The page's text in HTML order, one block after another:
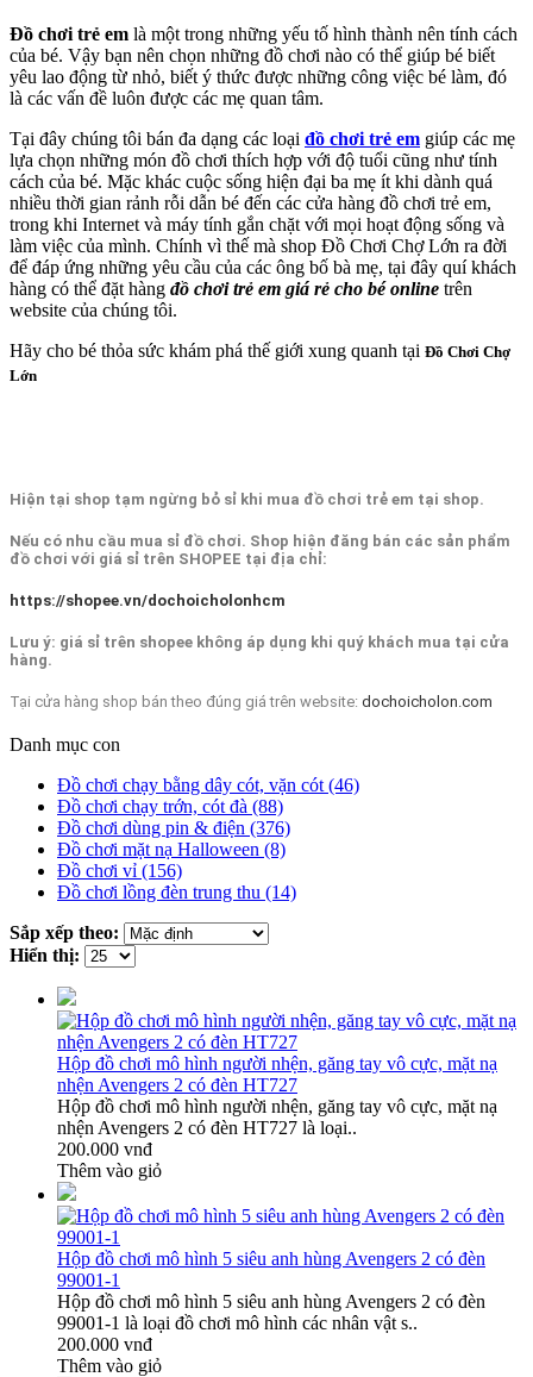
Đồ chơi trẻ em là một trong những yếu tố hình thành nên tính cách
của bé. Vậy bạn nên chọn những đồ chơi nào có thể giúp bé biết
yêu lao động từ nhỏ, biết ý thức được những công việc bé làm, đó
là các vấn đề luôn được các mẹ quan tâm.
Tại đây chúng tôi bán đa dạng các loại đồ chơi trẻ em giúp các mẹ
lựa chọn những món đồ chơi thích hợp với độ tuổi cũng như tính
cách của bé. Mặc khác cuộc sống hiện đại ba mẹ ít khi dành quá
nhiều thời gian rảnh rỗi dẫn bé đến các cửa hàng đồ chơi trẻ em,
trong khi Internet và máy tính gắn chặt với mọi hoạt động sống và
làm việc của mình. Chính vì thế mà shop Đồ Chơi Chợ Lớn ra đời
để đáp ứng những yêu cầu của các ông bố bà mẹ, tại đây quí khách
hàng có thể đặt hàng đồ chơi trẻ em giá rẻ cho bé online trên
website của chúng tôi.
Hãy cho bé thỏa sức khám phá thế giới xung quanh tại Đồ Chơi Chợ
Lớn
Hiện tại shop tạm ngừng bỏ sỉ khi mua đồ chơi trẻ em tại shop.
Nếu có nhu cầu mua sỉ đồ chơi. Shop hiện đăng bán các sản phẩm
đồ chơi với giá sỉ trên SHOPEE tại địa chỉ:
https://shopee.vn/dochoicholonhcm
Lưu ý: giá sỉ trên shopee không áp dụng khi quý khách mua tại cửa
hàng.
Tại cửa hàng shop bán theo đúng giá trên website: dochoicholon.com
Danh mục con
Đồ chơi chạy bằng dây cót, vặn cót (46)
Đồ chơi chạy trớn, cót đà (88)
Đồ chơi dùng pin & điện (376)
Đồ chơi mặt nạ Halloween (8)
Đồ chơi vỉ (156)
Đồ chơi lồng đèn trung thu (14)
Sắp xếp theo:
Hiển thị:
Hộp đồ chơi mô hình người nhện, găng tay vô cực, mặt nạ
nhện Avengers 2 có đèn HT727
Hộp đồ chơi mô hình người nhện, găng tay vô cực, mặt nạ
nhện Avengers 2 có đèn HT727 là loại..
200.000 vnđ
Thêm vào giỏ
Hộp đồ chơi mô hình 5 siêu anh hùng Avengers 2 có đèn
99001-1
Hộp đồ chơi mô hình 5 siêu anh hùng Avengers 2 có đèn
99001-1 là loại đồ chơi mô hình các nhân vật s..
200.000 vnđ
Thêm vào giỏ